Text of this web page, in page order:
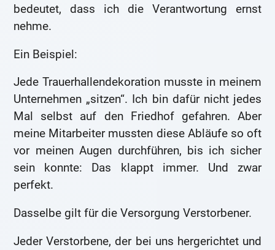
bedeutet, dass ich die Verantwortung ernst
nehme.
Ein Beispiel:
Jede Trauerhallendekoration musste in meinem
Unternehmen „sitzen“. Ich bin dafür nicht jedes
Mal selbst auf den Friedhof gefahren. Aber
meine Mitarbeiter mussten diese Abläufe so oft
vor meinen Augen durchführen, bis ich sicher
sein konnte: Das klappt immer. Und zwar
perfekt.
Dasselbe gilt für die Versorgung Verstorbener.
Jeder Verstorbene, der bei uns hergerichtet und